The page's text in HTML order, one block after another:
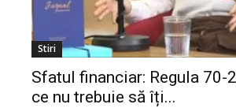
Stiri
Sfatul financiar: Regula 70-
ce nu trebuie să îți...